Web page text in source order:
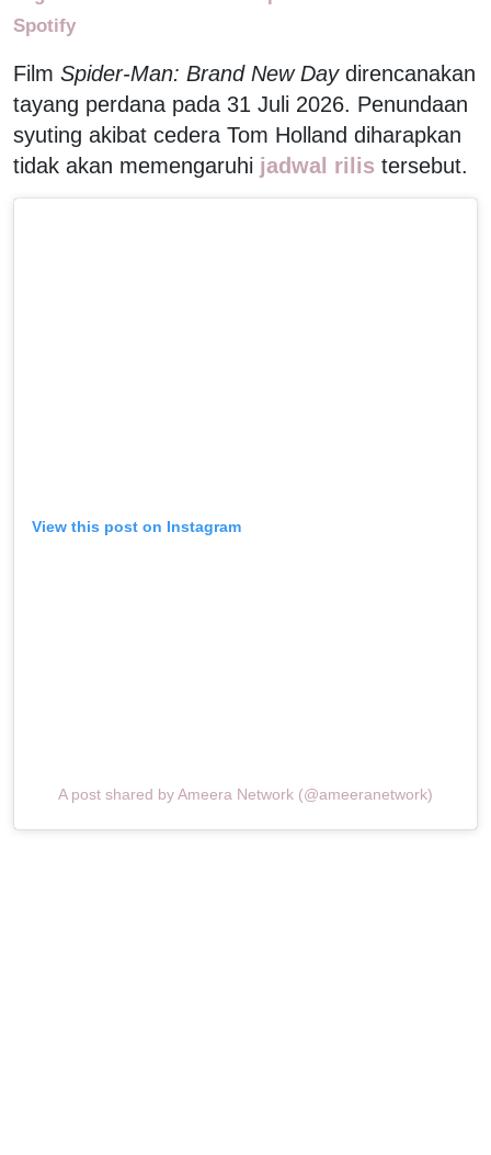
Spotify
Film Spider-Man: Brand New Daydirencanakan
tayang perdana pada 31 Juli 2026. Penundaan
syuting akibat cedera Tom Holland diharapkan
tidak akan memengaruhi jadwal rilis tersebut.
View this post on Instagram
A post shared by Ameera Network (@ameeranetwork)